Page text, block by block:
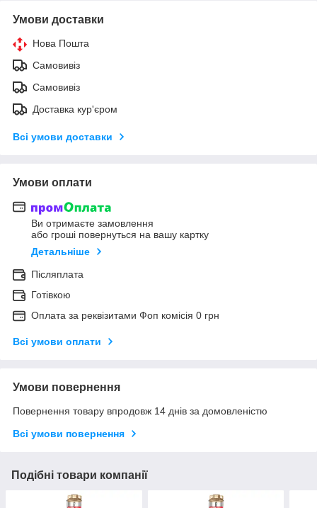
Умови доставки
Нова Пошта
Самовивіз
Самовивіз
Доставка кур'єром
Всі умови доставки
Умови оплати
Ви отримаєте замовлення
або гроші повернуться на вашу картку
Детальніше
Післяплата
Готівкою
Оплата за реквізитами Фоп комісія 0 грн
Всі умови оплати
Умови повернення
Повернення товару впродовж 14 днів за домовленістю
Всі умови повернення
Подібні товари компанії